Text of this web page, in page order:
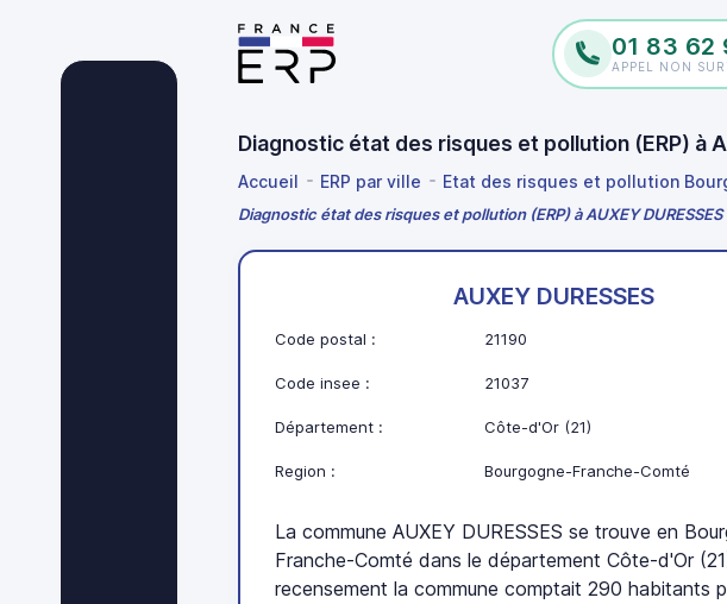
01 83 62
APPEL NON
Diagnostic état des risques et pollution (ERP) à
Accueil ERP par ville Etat des risques et pollution
Diagnostic état des risques et pollution (ERP) à AUXEY DURESSES
AUXEY DURESSES
Code postal : 21190
Code insee : 21037
Département : Côte-d'Or (21)
Region : Bourgogne-Franche-Comté
La commune AUXEY DURESSES se trouve en
Franche-Comté dans le département Côte-d'Or
recensement la commune comptait 290 habitants